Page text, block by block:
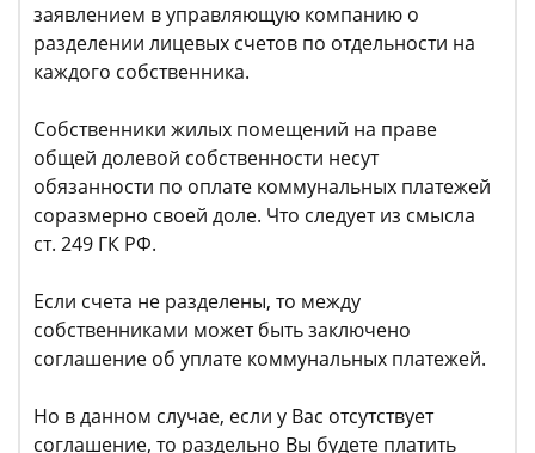
заявлением в управляющую компанию о
разделении лицевых счетов по отдельности на
каждого собственника.
Собственники жилых помещений на праве
общей долевой собственности несут
обязанности по оплате коммунальных платежей
соразмерно своей доле. Что следует из смысла
ст. 249 ГК РФ.
Если счета не разделены, то между
собственниками может быть заключено
соглашение об уплате коммунальных платежей.
Но в данном случае, если у Вас отсутствует
соглашение, то раздельно Вы будете платить